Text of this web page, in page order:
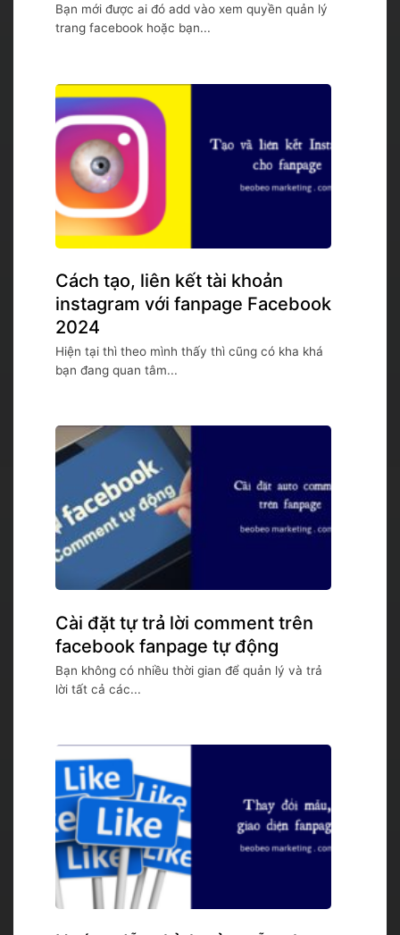
Bạn mới được ai đó add vào xem quyền quản lý
trang facebook hoặc bạn...
Cách tạo, liên kết tài khoản
instagram với fanpage Facebook
2024
Hiện tại thì theo mình thấy thì cũng có kha khá
bạn đang quan tâm...
Cài đặt tự trả lời comment trên
facebook fanpage tự động
Bạn không có nhiều thời gian để quản lý và trả
lời tất cả các...